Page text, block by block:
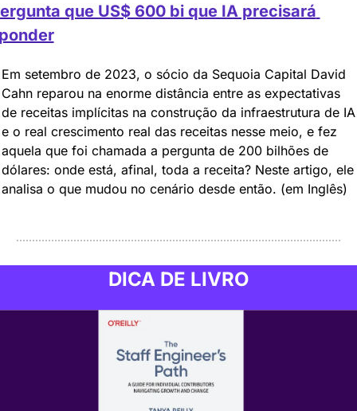
que US$ 600 bi que IA precisará
Em setembro de 2023, o sócio da Sequoia Capital David
Cahn reparou na enorme distância entre as expectativas
de receitas implícitas na construção da infraestrutura de IA
e o real crescimento real das receitas nesse meio, e fez
aquela que foi chamada a pergunta de 200 bilhões de
dólares: onde está, afinal, toda a receita? Neste artigo, ele
analisa o que mudou no cenário desde então. (em Inglês)
DICA DE LIVRO